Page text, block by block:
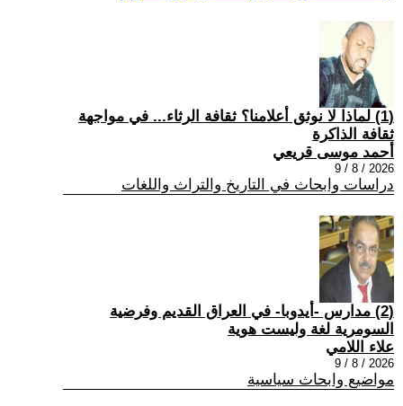
(1) لماذا لا نوثق أعلامنا؟ ثقافة الرثاء... في مواجهة
ثقافة الذاكرة
أحمد موسى قريعي
2026 / 8 / 9
دراسات وابحاث في التاريخ والتراث واللغات
(2) مدارس -أيدوبا- في العراق القديم وفرضية
السومرية لغة وليست هوية
علاء اللامي
2026 / 8 / 9
مواضيع وابحاث سياسية